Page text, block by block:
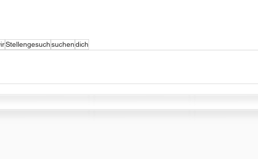
Stellengesuchsuchendich